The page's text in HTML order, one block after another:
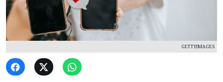
GETTYIMAGES